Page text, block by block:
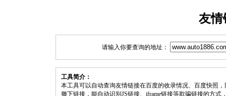
友情
请输入你要查询的地址：
工具简介：
本工具可以自动查询友情链接在百度的收录情况、百度快照
撤下链接，能自动识别JS链接、iframe链接等欺骗链接的方式